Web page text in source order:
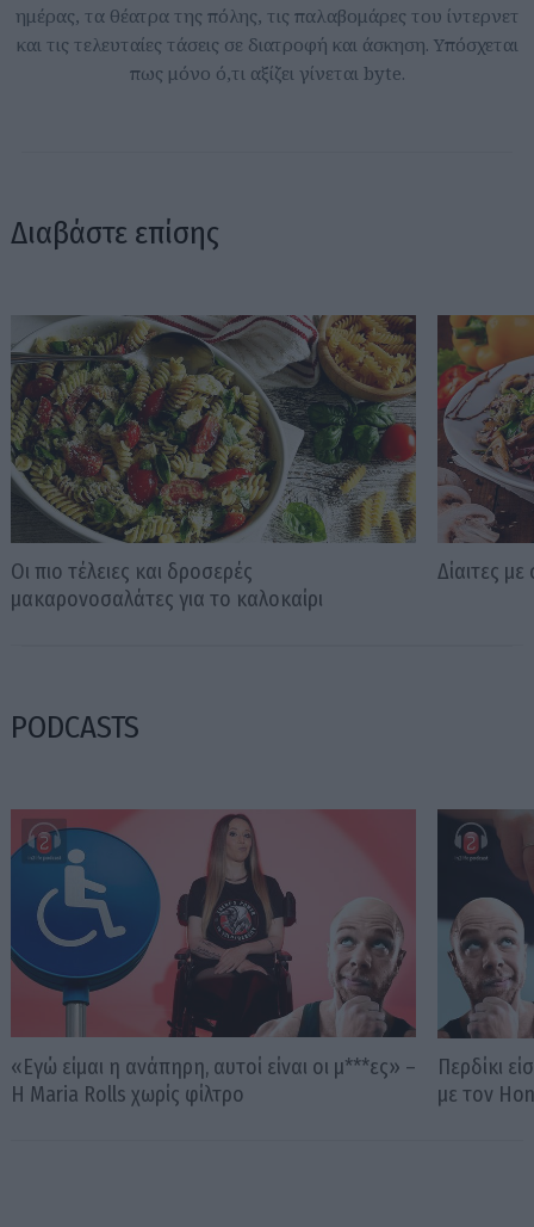
ημέρας, τα θέατρα της πόλης, τις παλαβομάρες του ίντερνετ
και τις τελευταίες τάσεις σε διατροφή και άσκηση. Υπόσχεται
πως μόνο ό,τι αξίζει γίνεται byte.
Διαβάστε επίσης
Οι πιο τέλειες και δροσερές
μακαρονοσαλάτες για το καλοκαίρι
Δίαιτες
PODCASTS
«Εγώ είμαι η ανάπηρη, αυτοί είναι οι μ***ες» –
Η Maria Rolls χωρίς φίλτρο
Περδίκι
με τον